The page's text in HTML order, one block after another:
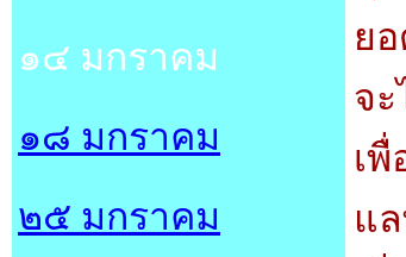
๑๔ มกราคม
๑๘ มกราคม
๒๕ มกราคม
ย
จ
เ
แ